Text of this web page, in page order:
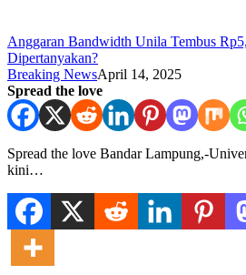
Anggaran Bandwidth Unila Tembus
Dipertanyakan?
Breaking NewsApril 14, 2025
Spread the love
Spread the love Bandar Lampung,-
kini…